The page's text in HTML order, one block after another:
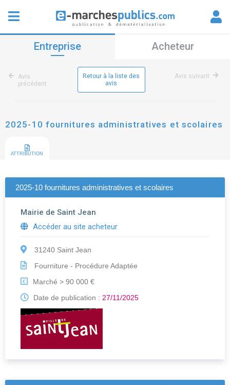
Entreprise Acheteur
Avis
précédent
Retour à la liste des
avis
Avis suivant
2025-10 fournitures administratives et scolaires
ATTRIBUTION
2025-10 fournitures administratives et scolaires
Mairie de Saint Jean
Accéder au site acheteur
31240 Saint Jean
Fourniture - Procédure Adaptée
€
Marché > 90 000 €
Date de publication : 27/11/2025